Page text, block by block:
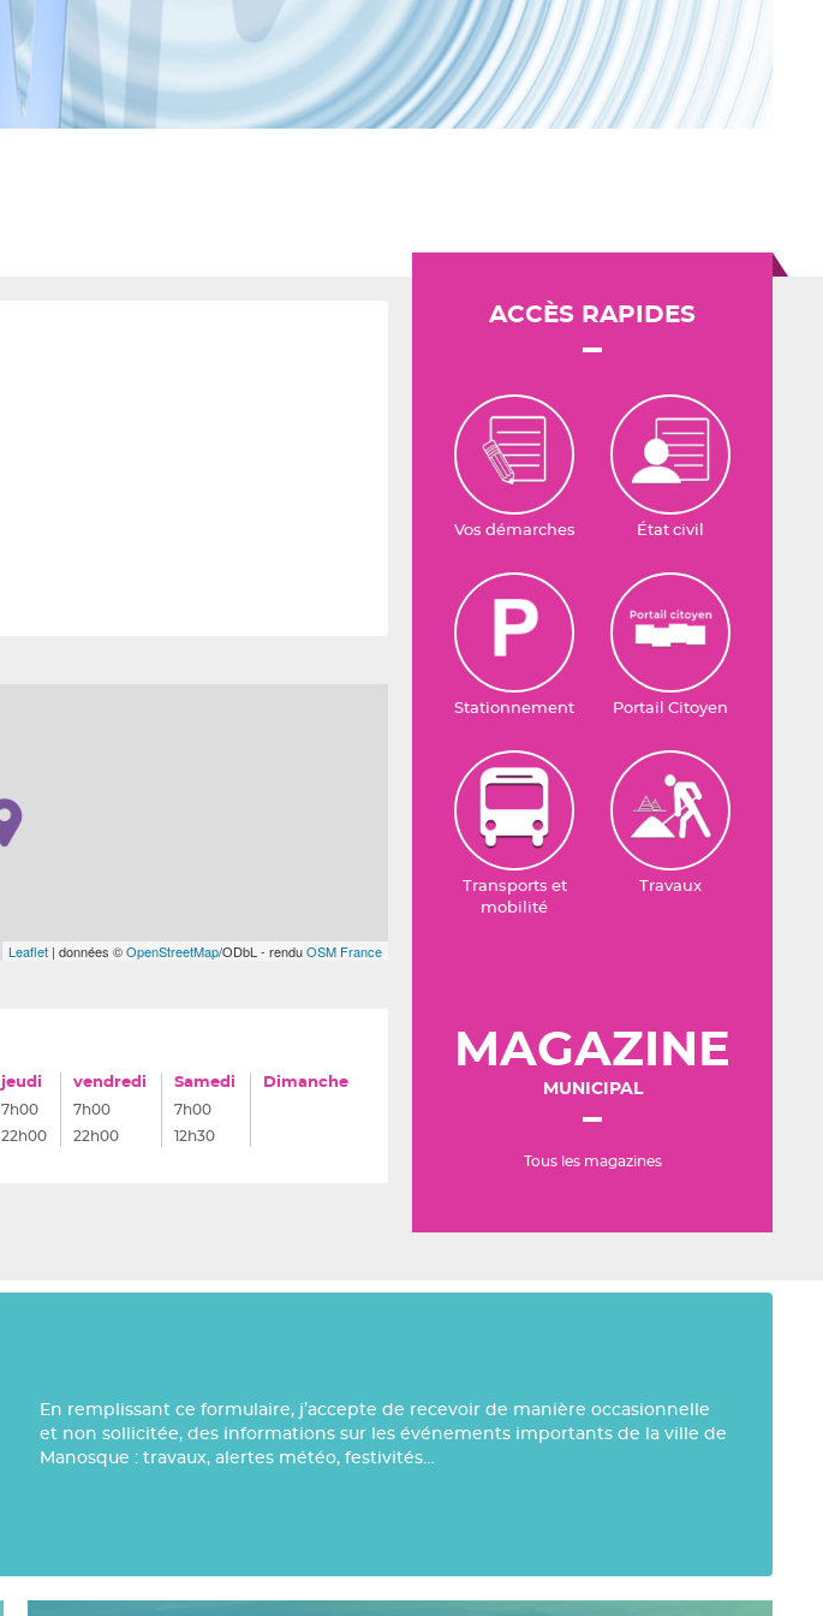
Leaflet | données ©OpenStreetMap/ODbL - renduOSM France
jeudi vendredi Samedi Dimanche
7h00 7h00
7h00
22h00 22h00 12h30
ACCÈS RAPIDES
Vos démarches État civil
Stationnement Portail Citoyen
Transports et
mobilité
Travaux
MAGAZINE
MUNICIPAL
Tous les magazines
En remplissant ce formulaire, j’accepte de recevoir de manière occasionnelle
et non sollicitée, des informations sur les événements importants de la ville de
Manosque : travaux, alertes météo, festivités…